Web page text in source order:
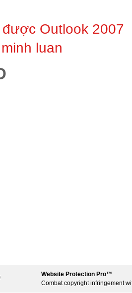
Outlook 2007
minh luan
Website Protection Pro™
Combat copyright infringement